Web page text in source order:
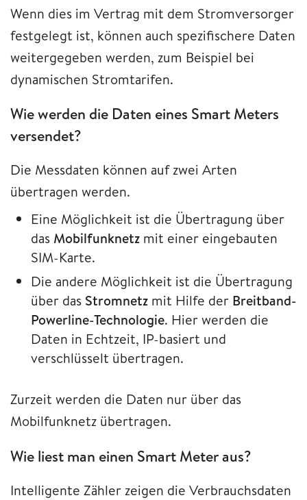
Wenn dies im Vertrag mit dem Stromversorger
festgelegt ist, können auch spezifischere Daten
weitergegeben werden, zum Beispiel bei
dynamischen Stromtarifen.
Wie werden die Daten eines Smart Meters
versendet?
Die Messdaten können auf zwei Arten
übertragen werden.
Eine Möglichkeit ist die Übertragung über
das Mobilfunknetz mit einer eingebauten
SIM-Karte.
Die andere Möglichkeit ist die Übertragung
über das Stromnetz mit Hilfe der Breitband-
Powerline-Technologie. Hier werden die
Daten in Echtzeit, IP-basiert und
verschlüsselt übertragen.
Zurzeit werden die Daten nur über das
Mobilfunknetz übertragen.
Wie liest man einen Smart Meter aus?
Intelligente Zähler zeigen die Verbrauchsdaten